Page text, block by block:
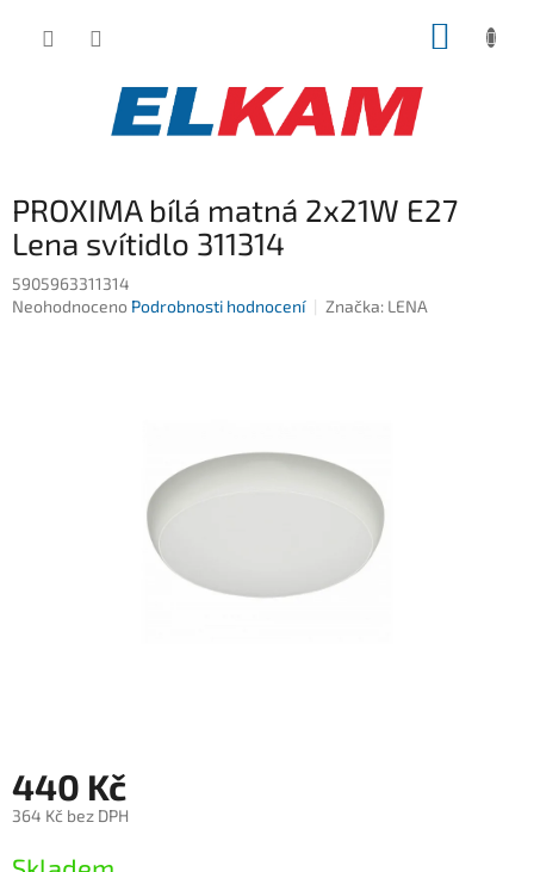
PROXIMA bílá matná 2x21W E27
Lena svítidlo 311314
5905963311314
Průměrné
Neohodnoceno Podrobnosti hodnocení Značka: LENA
440 Kč
364 Kč bez DPH